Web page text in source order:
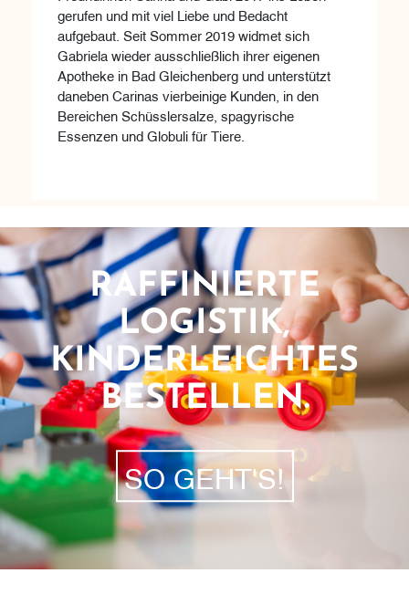
gerufen und mit viel Liebe und Bedacht
aufgebaut. Seit Sommer 2019 widmet sich
Gabriela wieder ausschließlich ihrer eigenen
Apotheke in Bad Gleichenberg und unterstützt
daneben Carinas vierbeinige Kunden, in den
Bereichen Schüsslersalze, spagyrische
Essenzen und Globuli für Tiere.
RAFFINIERTE
LOGISTIK,
KINDERLEICHTES
BESTELLEN.
SO GEHT'S!